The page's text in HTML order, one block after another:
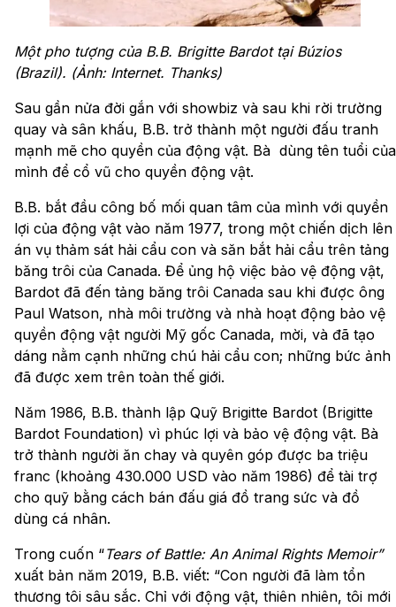
Một pho tượng của B.B. Brigitte Bardot tại Búzios
(Brazil). (Ảnh: Internet. Thanks)
Sau gần nửa đời gắn với showbiz và sau khi rời trường
quay và sân khấu, B.B. trở thành một người đấu tranh
mạnh mẽ cho quyền của động vật. Bà dùng tên tuổi của
mình để cổ vũ cho quyền động vật.
B.B. bắt đầu công bố mối quan tâm của mình với quyền
lợi của động vật vào năm 1977, trong một chiến dịch lên
án vụ thảm sát hải cẩu con và săn bắt hải cẩu trên tảng
băng trôi của Canada. Để ủng hộ việc bảo vệ động vật,
Bardot đã đến tảng băng trôi Canada sau khi được ông
Paul Watson, nhà môi trường và nhà hoạt động bảo vệ
quyền động vật người Mỹ gốc Canada, mời, và đã tạo
dáng nằm cạnh những chú hải cẩu con; những bức ảnh
đã được xem trên toàn thế giới.
Năm 1986, B.B. thành lập Quỹ Brigitte Bardot (Brigitte
Bardot Foundation) vì phúc lợi và bảo vệ động vật. Bà
trở thành người ăn chay và quyên góp được ba triệu
franc (khoảng 430.000 USD vào năm 1986) để tài trợ
cho quỹ bằng cách bán đấu giá đồ trang sức và đồ
dùng cá nhân.
Trong cuốn “Tears of Battle: An Animal Rights Memoir”
xuất bản năm 2019, B.B. viết: “Con người đã làm tổn
thương tôi sâu sắc. Chỉ với động vật, thiên nhiên, tôi mới